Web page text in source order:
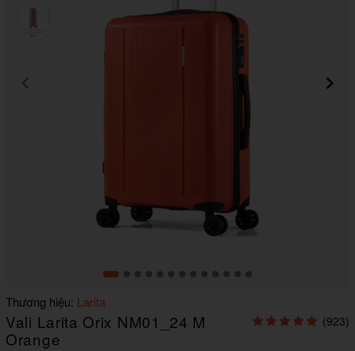
Item
1
of
13
Thương hiệu: Larita
Vali Larita Orix NM01_24 M
Orange
(923)